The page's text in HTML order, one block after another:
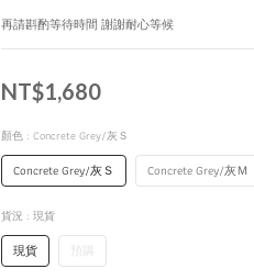
再請斟酌等待時間 謝謝耐心等候
NT$1,680
顏色 : Concrete Grey/灰Ｓ
Concrete Grey/灰Ｓ Concrete Grey/灰Ｍ
貨況 : 現貨
現貨